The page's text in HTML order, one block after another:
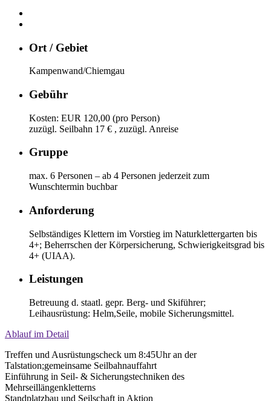
Ort / Gebiet
Kampenwand/Chiemgau
Gebühr
Kosten: EUR 120,00 (pro Person)
zuzügl. Seilbahn 17 € , zuzügl. Anreise
Gruppe
max. 6 Personen – ab 4 Personen jederzeit zum
Wunschtermin buchbar
Anforderung
Selbständiges Klettern im Vorstieg im Naturklettergarten bis
4+; Beherrschen der Körpersicherung, Schwierigkeitsgrad bis
4+ (UIAA).
Leistungen
Betreuung d. staatl. gepr. Berg- und Skiführer;
Leihausrüstung: Helm,Seile, mobile Sicherungsmittel.
Ablauf im Detail
Treffen und Ausrüstungscheck um 8:45Uhr an der
Talstation;gemeinsame Seilbahnauffahrt
Einführung in Seil- & Sicherungstechniken des
Mehrseillängenkletterns
Standplatzbau und Seilschaft in Aktion